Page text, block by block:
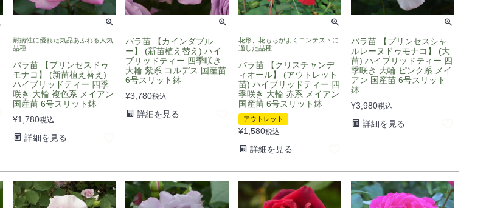
耐病性に優れた気品あふれる人気
品種
バラ苗 【プリンセスドゥ
モナコ】 (新苗植え替え)
ハイブリッドティー 四季
咲き 大輪 複色系 メイアン
国産苗 6号スリット鉢
¥1,780税込
詳細を見る
バラ苗 【カインダブル
ー】 (新苗植え替え) ハイ
ブリッドティー 四季咲き
大輪 紫系 コルデス 国産苗
6号スリット鉢
¥3,780税込
詳細を見る
花形、花もちがよくコンテストに
適した品種
バラ苗 【クリスチャンデ
ィオール】 (アウトレット
苗) ハイブリッドティー 四
季咲き 大輪 赤系 メイアン
国産苗 6号スリット鉢
アウトレット
¥1,580税込
詳細を見る
バラ苗 【プリンセスシャ
ルレーヌドゥモナコ】 (大
苗) ハイブリッドティー 四
季咲き 大輪 ピンク系 メイ
アン 国産苗 6号スリット
鉢
¥3,980税込
詳細を見る